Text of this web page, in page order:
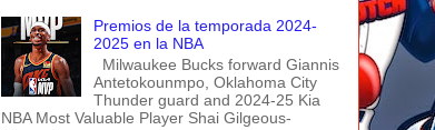
Premios de la temporada 2024-
2025 en la NBA
Milwaukee Bucks forward Giannis
Antetokounmpo, Oklahoma City
Thunder guard and 2024-25 Kia
NBA Most Valuable Player Shai Gilgeous-